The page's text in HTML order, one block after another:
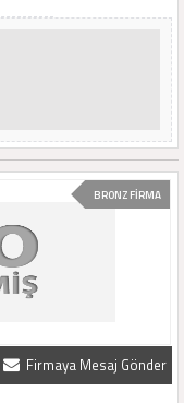
BRONZ FİRMA
Firmaya Mesaj Gönder